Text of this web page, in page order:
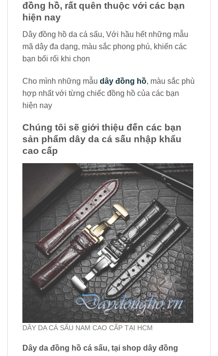
đồng hồ, rất quên thuộc với các bạn
hiện nay
Dây đồng hồ da cá sấu, Với hầu hết những mẫu
mã dây đa dạng, màu sắc phong phú, khiến các
bạn bối rối khi chọn
Cho mình những mẫu dây đồng hồ, màu sắc phù
hợp nhất với từng chiếc đồng hồ của các bạn
hiện nay
Chúng tôi sẽ giới thiệu đến các bạn
sản phẩm dây da cá sấu nhập khẩu
cao cấp
DÂY DA CÁ SẤU NAM CAO CẤP TẠI HCM
Dây da đồng hồ cá sấu, tại shop dây đồng